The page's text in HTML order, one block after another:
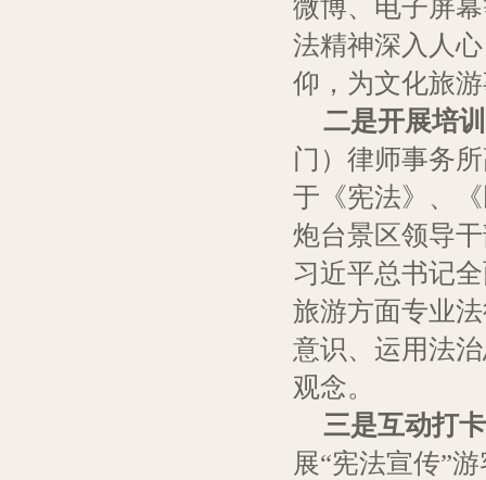
微博、电子屏
法精神深入人
仰，为文化旅
二是开展培
门）律师事务
于《宪法》、
炮台景区领导
习近平总书记
旅游方面专业
意识、运用法
观念。
三是互动打
展“宪法宣传”